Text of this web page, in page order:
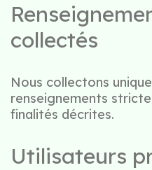
collectés
Nous collectons
renseignements
finalités décrites.
Utilisateurs